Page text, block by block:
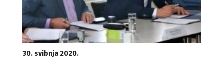
30. svibnja 2020.